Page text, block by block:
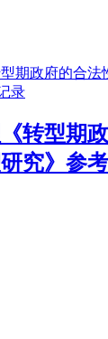
转型期
究》参